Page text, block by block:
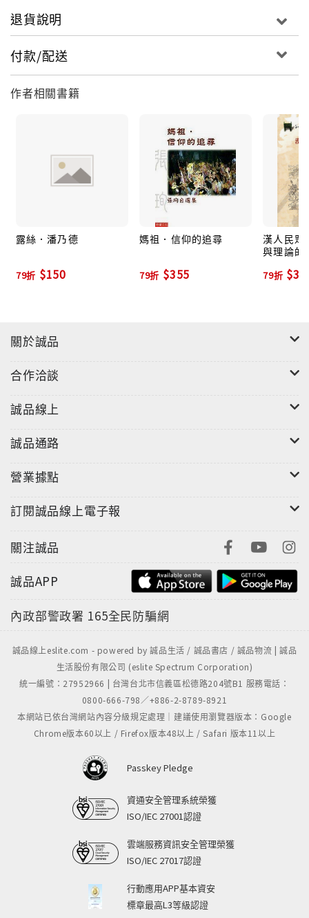
退貨說明
付款/配送
作者相關書籍
露絲．潘乃德
79折 $150
媽祖．信仰的追尋
79折 $355
漢人民眾
與理論的
79折
關於誠品
合作洽談
誠品線上
誠品通路
營業據點
訂閱誠品線上電子報
關注誠品
誠品APP
內政部警政署 165全民防騙網
誠品線上eslite.com - powered by 誠品生活 / 誠品書店 / 誠品物流 | 誠品
生活股份有限公司 (eslite Spectrum Corporation)
統一編號：27952966 | 台灣台北市信義區松德路204號B1 服務電話：
0800-666-798／+886-2-8789-8921
本網站已依台灣網站內容分級規定處理｜建議使用瀏覽器版本：Google
Chrome版本60以上 / Firefox版本48以上 / Safari 版本11以上
Passkey Pledge
資通安全管理系統榮獲
ISO/IEC 27001認證
雲端服務資訊安全管理榮獲
ISO/IEC 27017認證
行動應用APP基本資安
標章最高L3等級認證